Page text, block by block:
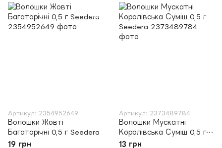
Артикул: 2354952649
Волошки Жовті
Багаторічні 0,5 г Seedera
19 грн
Артикул: 2373489784
Волошки Мускатні
Королівська Суміш 0,5 г
Seedera
13 грн